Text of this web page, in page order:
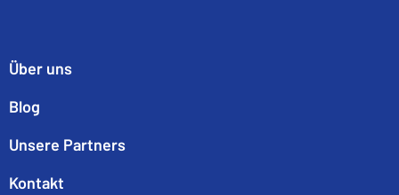
Über uns
Blog
Unsere Partners
Kontakt